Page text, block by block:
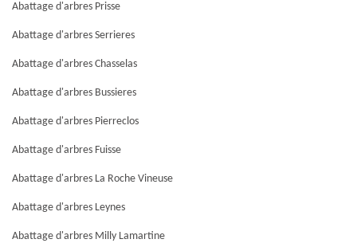
Abattage d'arbres Prisse
Abattage d'arbres Serrieres
Abattage d'arbres Chasselas
Abattage d'arbres Bussieres
Abattage d'arbres Pierreclos
Abattage d'arbres Fuisse
Abattage d'arbres La Roche Vineuse
Abattage d'arbres Leynes
Abattage d'arbres Milly Lamartine